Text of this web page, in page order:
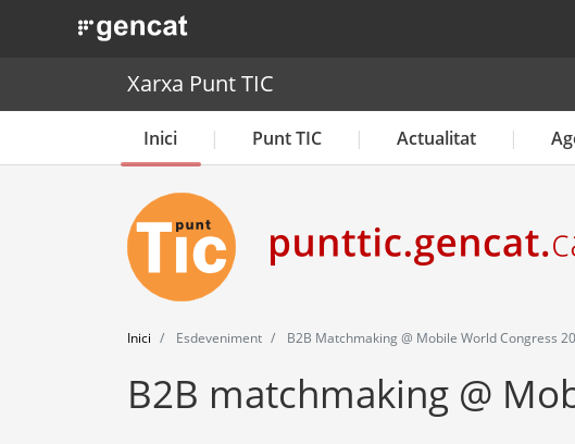
. Obre en una nova finestra.
Xarxa Punt TIC
Inici Punt TIC Actualitat
Inici Esdeveniment B2B Matchmaking @ Mobile World Congress
B2B matchmaking @